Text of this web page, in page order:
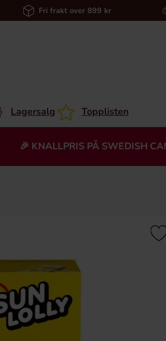
Fri frakt over 899 kr
Lagersalg Topplisten
🎉 KNALLPRIS PÅ SWEDISH